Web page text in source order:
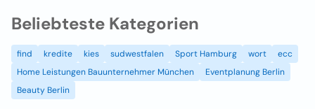
Beliebteste Kategorien
find kredite kies sudwestfalen Sport Hamburg wort
ecc
Home Leistungen Bauunternehmer München
Eventplanung Berlin
Beauty Berlin